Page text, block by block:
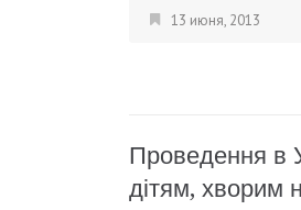
13 июня, 2013
Проведення в
дітям, хворим